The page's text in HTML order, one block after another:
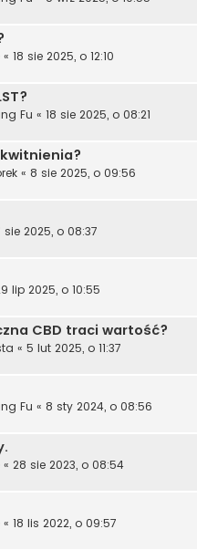
« 18 sie 2025, o 12:10
Fu « 18 sie 2025, o 08:21
« 8 sie 2025, o 09:56
sie 2025, o 08:37
lip 2025, o 10:55
CBD traci wartość?
« 5 lut 2025, o 11:37
Fu « 8 sty 2024, o 08:56
« 28 sie 2023, o 08:54
« 18 lis 2022, o 09:57